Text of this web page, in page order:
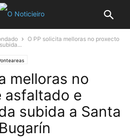
O PP solicita melloras no proxecto
melloras no
asfaltado e
subida a Santa